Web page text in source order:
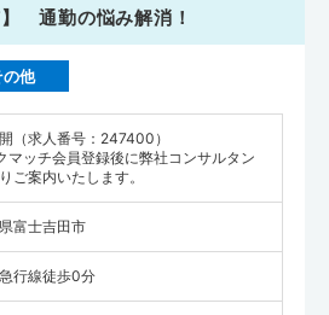
】 通勤の悩み解消！
の他
（求人番号：247400）
マッチ会員登録後に弊社コンサルタン
ご案内いたします。
富士吉田市
行線徒歩0分